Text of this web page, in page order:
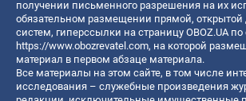
получении письменного разрешения на их
обязательном размещении прямой, открытой
систем, гиперссылки на страницу OBOZ.UA
https://www.obozrevatel.com, на которой
материал в первом абзаце материала.
Все материалы на этом сайте, в том числе
исследования – служебные произведения